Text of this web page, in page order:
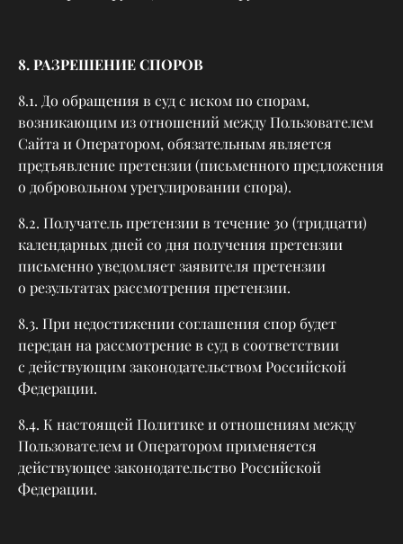
8. РАЗРЕШЕНИЕ СПОРОВ
8.1. До обращения в суд с иском по спорам,
возникающим из отношений между Пользователем
Сайта и Оператором, обязательным является
предъявление претензии (письменного предложения
о добровольном урегулировании спора).
8.2. Получатель претензии в течение 30 (тридцати)
календарных дней со дня получения претензии
письменно уведомляет заявителя претензии
о результатах рассмотрения претензии.
8.3. При недостижении соглашения спор будет
передан на рассмотрение в суд в соответствии
с действующим законодательством Российской
Федерации.
8.4. К настоящей Политике и отношениям между
Пользователем и Оператором применяется
действующее законодательство Российской
Федерации.